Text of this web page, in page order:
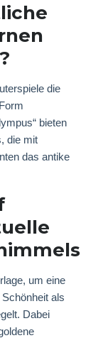
die
bieten
die mit
das antike
um eine
als
Dabei